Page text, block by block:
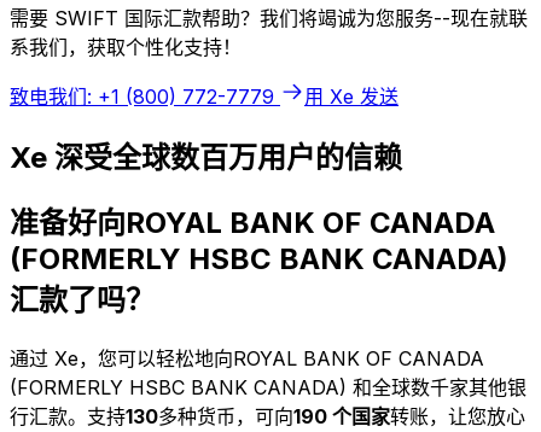
需要 SWIFT 国际汇款帮助？我们将竭诚为您服务--现在就联
系我们，获取个性化支持！
致电我们: +1 (800) 772-7779 用 Xe 发送
Xe 深受全球数百万用户的信赖
准备好向ROYAL BANK OF CANADA
(FORMERLY HSBC BANK CANADA)
汇款了吗？
通过 Xe，您可以轻松地向ROYAL BANK OF CANADA
(FORMERLY HSBC BANK CANADA) 和全球数千家其他银
行汇款。支持130多种货币，可向190 个国家转账，让您放心